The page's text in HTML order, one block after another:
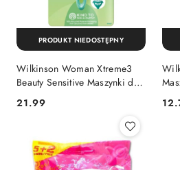
Wilkinson Woman Xtreme3
Beauty Sensitive Maszynki do
Golenia dla Kobiet 6 szt.
Cena:
21.99
PRODUKT NIEDOSTĘPNY